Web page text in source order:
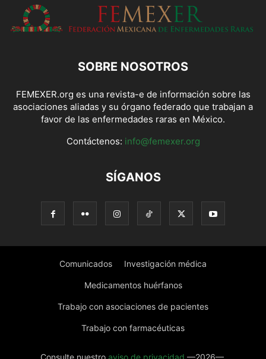
SOBRE NOSOTROS
FEMEXER.org es una revista-e de información sobre las
asociaciones aliadas y su órgano federado que trabajan a
favor de las enfermedades raras en México.
Contáctenos: info@femexer.org
SÍGANOS
Comunicados Investigación médica
Medicamentos huérfanos
Trabajo con asociaciones de pacientes
Trabajo con farmacéuticas
Consulte nuestro aviso de privacidad —2026—.